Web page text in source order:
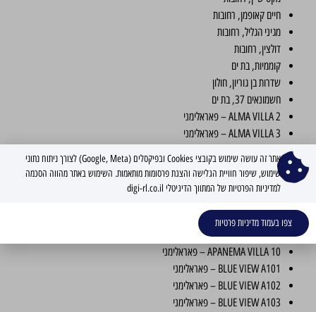
חיים קאופמן, רחובות
מגיני הגליל, רחובות
דולצין, רחובות
קוממיות, בת ים
שדרות בן גוריון, חולון
חשמונאים 37, בת ים
ALMA VILLA 2 – פאראלימני
ALMA VILLA 3 – פאראלימני
APANEMA VILLA 1 – פאראלימני
APANEMA VILLA 2 – פאראלימני
APANEMA VILLA 6 – פאראלימני
APANEMA VILLA 8 – פאראלימני
APANEMA VILLA 10 – פאראלימני
BLUE VIEW A101 – פאראלימני
BLUE VIEW A102 – פאראלימני
BLUE VIEW A103 – פאראלימני
אתר זה עושה שימוש בקובצי Cookies ובפיקסלים (Google, Meta) לצורך ניתוח נתוני
שימוש, שיפור חוויית הגלישה והצגת פרסומות מותאמות. השימוש באתר מהווה הסכמה
למדיניות הפרטיות של המתווך הדיגיטלי digi-rl.co.il
צפו בעמוד מדיניות פרטיות